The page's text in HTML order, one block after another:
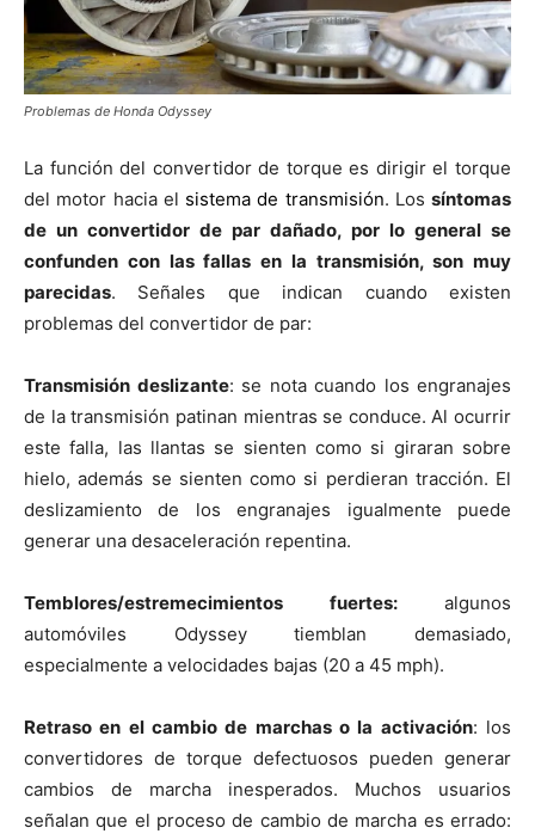
Problemas de Honda Odyssey
La función del convertidor de torque es dirigir el torque
del motor hacia el sistema de transmisión. Los síntomas
de un convertidor de par dañado, por lo general se
confunden con las fallas en la transmisión, son muy
parecidas. Señales que indican cuando existen
problemas del convertidor de par:
Transmisión deslizante: se nota cuando los engranajes
de la transmisión patinan mientras se conduce. Al ocurrir
este falla, las llantas se sienten como si giraran sobre
hielo, además se sienten como si perdieran tracción. El
deslizamiento de los engranajes igualmente puede
generar una desaceleración repentina.
Temblores/estremecimientos fuertes: algunos
automóviles Odyssey tiemblan demasiado,
especialmente a velocidades bajas (20 a 45 mph).
Retraso en el cambio de marchas o la activación: los
convertidores de torque defectuosos pueden generar
cambios de marcha inesperados. Muchos usuarios
señalan que el proceso de cambio de marcha es errado: